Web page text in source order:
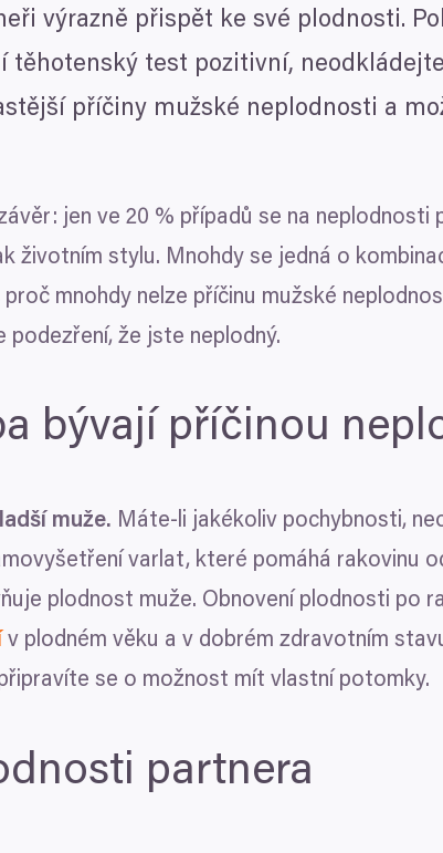
výrazně přispět ke své plodnosti.
těhotenský test pozitivní,
příčiny mužské neplodnosti a
jen ve 20 % případů se na neplodnosti
životním stylu. Mnohdy se jedná o
mnohdy nelze příčinu mužské
že jste neplodný.
bývají příčinou
muže. Máte-li jakékoliv pochybnosti,
varlat, které pomáhá rakovinu
plodnost muže. Obnovení plodnosti po
v plodném věku a v dobrém zdravotním
se o možnost mít vlastní potomky.
partnera